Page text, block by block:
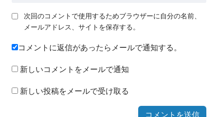
次回のコメントで使用するためブラウザーに自分の名前、
メールアドレス、サイトを保存する。
コメントに返信があったらメールで通知する。
新しいコメントをメールで通知
新しい投稿をメールで受け取る